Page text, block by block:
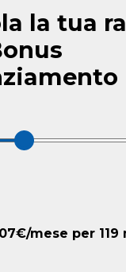
la tua
€/mese per